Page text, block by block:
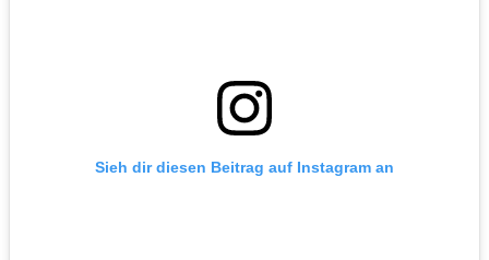
Sieh dir diesen Beitrag auf Instagram an